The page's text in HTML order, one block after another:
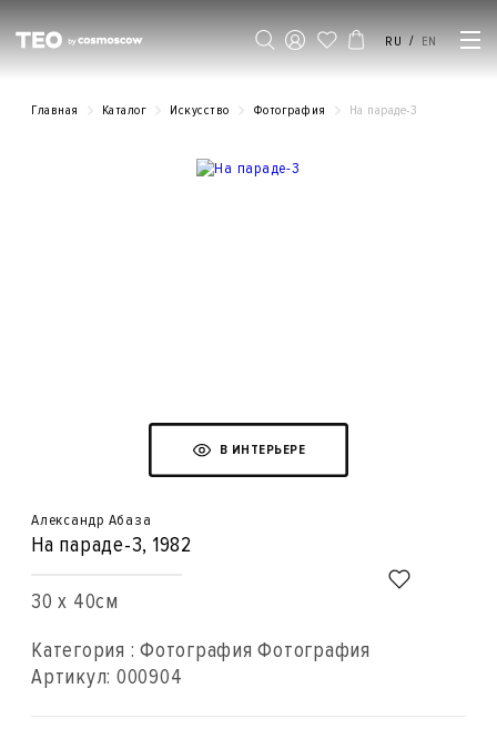
RU / EN
Главная Каталог Искусство Фотография На параде-3
В ИНТЕРЬЕРЕ
Александр Абаза
На параде-3, 1982
30 x 40см
Категория : Фотография Фотография
Артикул: 000904